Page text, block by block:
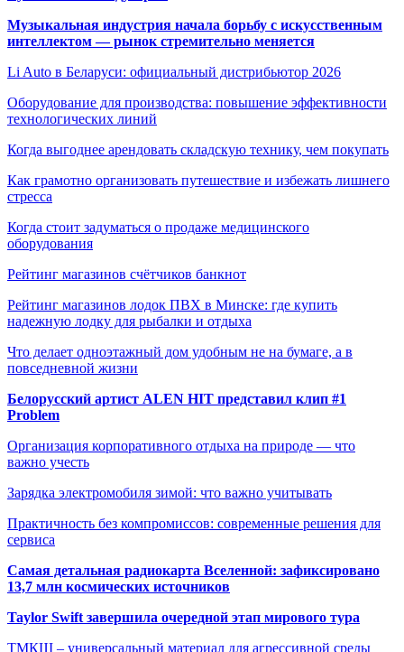
Музыкальная индустрия начала борьбу с искусственным
интеллектом — рынок стремительно меняется
Li Auto в Беларуси: официальный дистрибьютор 2026
Оборудование для производства: повышение эффективности
технологических линий
Когда выгоднее арендовать складскую технику, чем покупать
Как грамотно организовать путешествие и избежать лишнего
стресса
Когда стоит задуматься о продаже медицинского
оборудования
Рейтинг магазинов счётчиков банкнот
Рейтинг магазинов лодок ПВХ в Минске: где купить
надежную лодку для рыбалки и отдыха
Что делает одноэтажный дом удобным не на бумаге, а в
повседневной жизни
Белорусский артист ALEN HIT представил клип #1
Problem
Организация корпоративного отдыха на природе — что
важно учесть
Зарядка электромобиля зимой: что важно учитывать
Практичность без компромиссов: современные решения для
сервиса
Самая детальная радиокарта Вселенной: зафиксировано
13,7 млн космических источников
Taylor Swift завершила очередной этап мирового тура
ТМКЩ – универсальный материал для агрессивной среды